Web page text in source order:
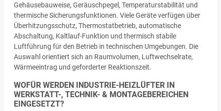
Gehäusebauweise, Geräuschpegel, Temperaturstabilität und
thermische Sicherungsfunktionen. Viele Geräte verfügen über
Überhitzungsschutz, Thermostatbetrieb, automatische
Abschaltung, Kaltlauf-Funktion und thermisch stabile
Luftführung für den Betrieb in technischen Umgebungen. Die
Auswahl orientiert sich an Raumvolumen, Luftwechselrate,
Wärmeeintrag und geforderter Reaktionszeit.
WOFÜR WERDEN INDUSTRIE-HEIZLÜFTER IN
WERKSTATT-, TECHNIK- & MONTAGEBEREICHEN
EINGESETZT?